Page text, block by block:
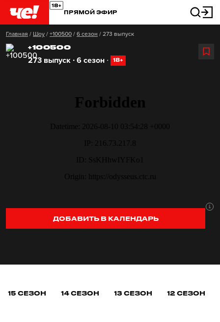
ПРЯМОЙ ЭФИР
Главная / Шоу / +100500 / 6 сезон / 273 выпуск
+100500
273 выпуск ∙ 6 сезон ∙ 18+
ДОБАВИТЬ В КАЛЕНДАРЬ
15 СЕЗОН 14 СЕЗОН 13 СЕЗОН 12 СЕЗОН